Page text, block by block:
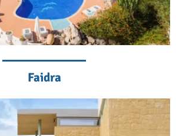
Faidra